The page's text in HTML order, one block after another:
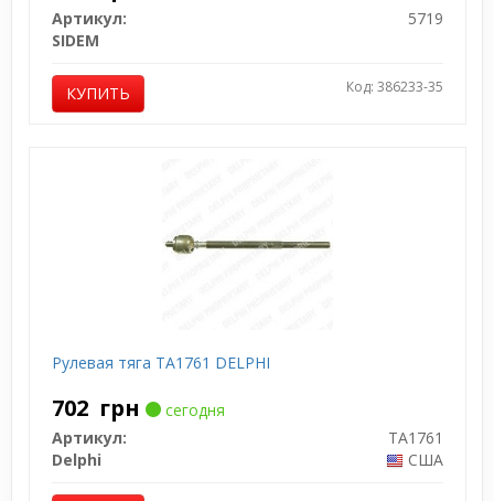
Артикул:
5719
SIDEM
КУПИТЬ Код: 386233-35
Рулевая тяга TA1761 DELPHI
702 грн
сегодня
Артикул:
TA1761
Delphi
США